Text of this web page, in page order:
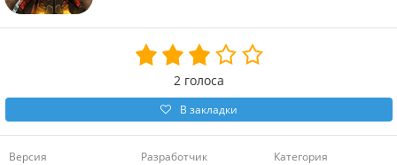
2 голоса
В закладки
Версия Разработчик Категория